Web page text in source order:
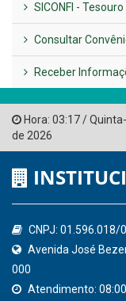
SICONFI -
Consultar
Receber
Hora: 03:17/
de 2026
CNPJ: 01.596.018/
Avenida José
000
Atendimento: